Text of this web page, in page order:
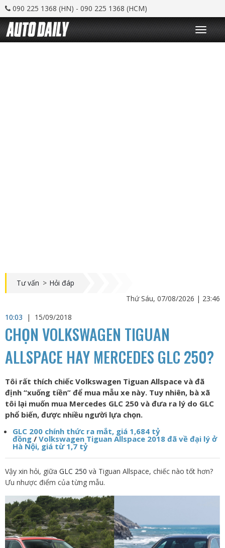
090 225 1368 (HN) - 090 225 1368 (HCM)
T
o
g
Tư vấn > Hỏi đáp
Thứ Sáu, 07/08/2026 | 23:46
10:03
| 15/09/2018
CHỌN VOLKSWAGEN TIGUAN
ALLSPACE HAY MERCEDES GLC 250?
Tôi rất thích chiếc Volkswagen Tiguan Allspace và đã
định “xuống tiền” để mua mẫu xe này. Tuy nhiên, bà xã
tôi lại muốn mua Mercedes GLC 250 và đưa ra lý do GLC
phổ biến, được nhiều người lựa chọn.
GLC 200 chính thức ra mắt, giá 1,684 tỷ
đồng / Volkswagen Tiguan Allspace 2018 đã về đại lý ở
Hà Nội, giá từ 1,7 tỷ
Vậy xin hỏi, giữa GLC 250 và Tiguan Allspace, chiếc nào tốt hơn?
Ưu nhược điểm của từng mẫu.